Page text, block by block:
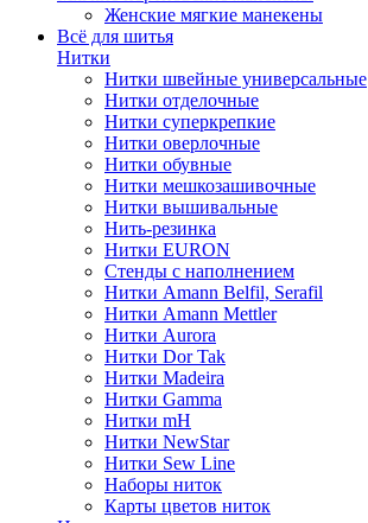
Женские мягкие манекены
Всё для шитья
Нитки
Нитки швейные универсальные
Нитки отделочные
Нитки суперкрепкие
Нитки оверлочные
Нитки обувные
Нитки мешкозашивочные
Нитки вышивальные
Нить-резинка
Нитки EURON
Стенды с наполнением
Нитки Amann Belfil, Serafil
Нитки Amann Mettler
Нитки Aurora
Нитки Dor Tak
Нитки Madeira
Нитки Gamma
Нитки mH
Нитки NewStar
Нитки Sew Line
Наборы ниток
Карты цветов ниток